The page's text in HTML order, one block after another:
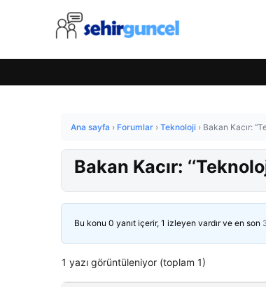
Ana sayfa › Forumlar › Teknoloji › Bakan Kacır:
Bakan Kacır:
Bu konu 0 yanıt içerir, 1 izleyen vardır ve en son
1 yazı görüntüleniyor (toplam 1)